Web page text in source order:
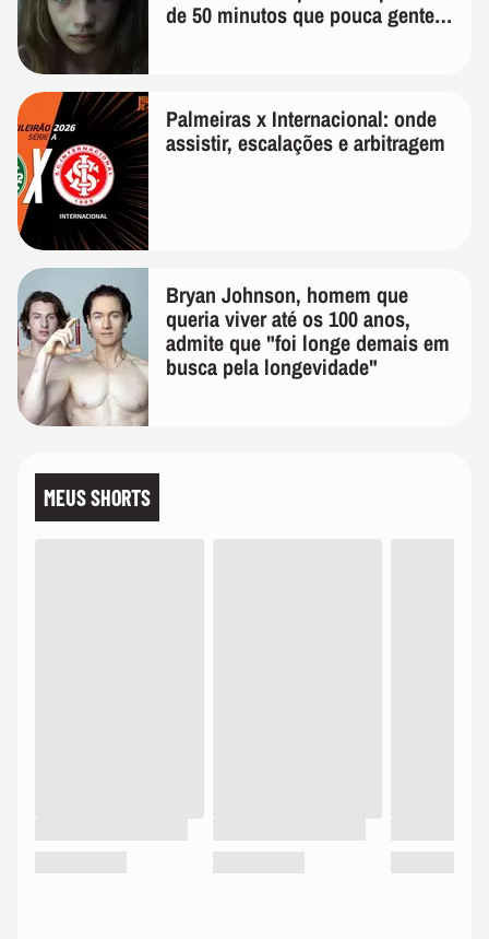
de 50 minutos que pouca gente
Palmeiras x Internacional: onde
assistir, escalações e arbitragem
Bryan Johnson, homem que
queria viver até os 100 anos,
admite que "foi longe demais em
busca pela longevidade"
MEUS SHORTS